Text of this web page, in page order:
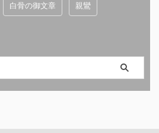
白骨の御文章 親鸞